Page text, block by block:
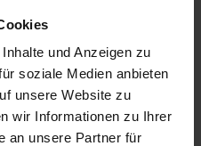
und Anzeigen zu
soziale Medien anbieten
unsere Website zu
wir Informationen zu Ihrer
an unsere Partner für
Fresh 1 L Leder Fiedler